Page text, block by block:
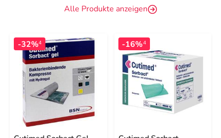
Alle Produkte anzeigen
-32%4 -16%4